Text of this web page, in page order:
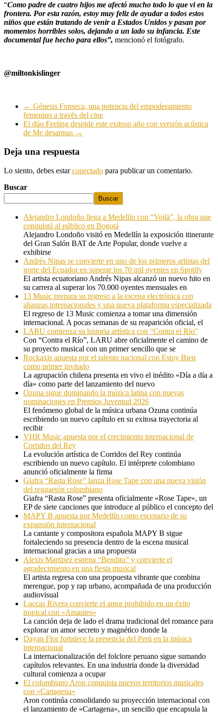
“Como padre de cuatro hijos me afectó mucho todo lo que vi en la
frontera. Por esta razón, estoy muy feliz de ayudar a todos estos
niños que están tratando de venir a Estados Unidos y pasan por
momentos horribles solos, dejando a un lado su infancia. Este
documental fue hecho para ellos”, mencionó el fotógrafo.
@miltonkislinger
← Génesis Fonseca, una potencia del empoderamiento
femenino a través del cine
El dúo Feeling despide este exitoso año con versión acústica
de Me desarmas →
Deja una respuesta
Lo siento, debes estarconectado para publicar un comentario.
Buscar
Buscar
Alejandro Londoño llega a Medellín con “Voilà”, la obra que
conquistó al público en Bogotá
Alejandro Londoño visitó en Medellín la exposición itinerante
del Gran Salón BAT de Arte Popular, donde vuelve a
exhibirse
Andrés Nipas se convierte en uno de los primeros artistas del
norte del Ecuador en superar los 70 mil oyentes en Spotify
El artista ecuatoriano Andrés Nipas alcanzó un nuevo hito en
su carrera al superar los 70.000 oyentes mensuales en
13 Music prepara su regreso a la escena electrónica con
alianzas internacionales y una nueva plataforma especializada
El regreso de 13 Music comienza a tomar una dimensión
internacional. A pocas semanas de su reaparición oficial, el
LARU comienza su historia artística con “Contra el Río”
Con “Contra el Río”, LARU abre oficialmente el camino de
su proyecto musical con un primer sencillo que se
Rockaxis apuesta por el talento nacional con Estoy Bien
como primer invitado
La agrupación chilena presenta en vivo el inédito «Día a día a
día» como parte del lanzamiento del nuevo
Ozuna sigue dominando la música latina con nuevas
nominaciones en Premios Juventud 2026
El fenómeno global de la música urbana Ozuna continúa
escribiendo un nuevo capítulo en su exitosa trayectoria al
recibir
VHR Music apuesta por el crecimiento internacional de
Corridos del Rey
La evolución artística de Corridos del Rey continúa
escribiendo un nuevo capítulo. El intérprete colombiano
anunció oficialmente la firma
Giafra “Rasta Rose” lanza Rose Tape con una nueva visión
del reggaetón colombiano
Giafra “Rasta Rose” presenta oficialmente «Rose Tape», un
EP de siete canciones que introduce al público el concepto del
MAPY B apuesta por Medellín como escenario de su
expansión internacional
La cantante y compositora española MAPY B sigue
fortaleciendo su presencia dentro de la escena musical
internacional gracias a una propuesta
Alexis Martinez estrena “Bendito” y convierte el
agradecimiento en una fiesta musical
El artista regresa con una propuesta vibrante que combina
merengue, pop y rap urbano, acompañada de una producción
audiovisual
Luccas Rivera convierte el amor prohibido en un éxito
tropical con «Amantes»
La canción deja de lado el drama tradicional del romance para
explorar un amor secreto y magnético donde la
Dayan Flor fortalece la presencia del Perú en la música
internacional
La internacionalización del folclore peruano sigue sumando
capítulos relevantes. En una industria donde la diversidad
cultural comienza a ocupar
El colombiano Aron conquista nuevos territorios musicales
con «Cartagena»
Aron continúa consolidando su proyección internacional con
el lanzamiento de «Cartagena», un sencillo que encapsula la